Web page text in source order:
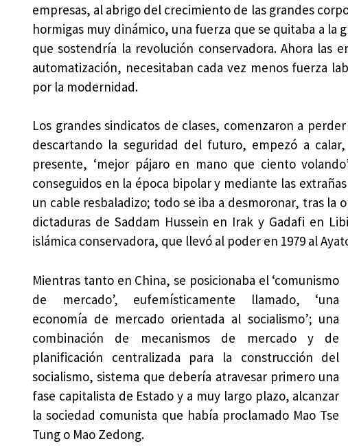
empresas, al abrigo del crecimiento de las grandes
hormigas muy dinámico, una fuerza que se quitaba a
que sostendría la revolución conservadora. Ahora las
automatización, necesitaban cada vez menos fuerza
por la modernidad.
Los grandes sindicatos de clases, comenzaron a
descartando la seguridad del futuro, empezó a
presente, ‘mejor pájaro en mano que ciento
conseguidos en la época bipolar y mediante las
un cable resbaladizo; todo se iba a desmoronar, tras la
dictaduras de Saddam Hussein en Irak y Gadafi en
islámica conservadora, que llevó al poder en 1979 al
Mientras tanto en China, se posicionaba el ‘comunismo
de mercado’, eufemísticamente llamado, ‘una
economía de mercado orientada al socialismo’; una
combinación de mecanismos de mercado y de
planificación centralizada para la construcción del
socialismo, sistema que debería atravesar primero una
fase capitalista de Estado y a muy largo plazo, alcanzar
la sociedad comunista que había proclamado Mao Tse
Tung o Mao Zedong.